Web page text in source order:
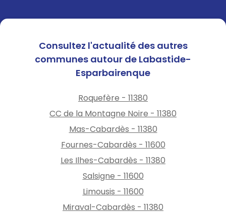
suivez les consignes des
👉🏻Suivez l’évolution de la
https://vigilance.meteofranc
Consultez l'actualité des autres
communes autour de Labastide-
Esparbairenque
Roquefère - 11380
CC de la Montagne Noire - 11380
Mas-Cabardès - 11380
Fournes-Cabardès - 11600
Les Ilhes-Cabardès - 11380
Salsigne - 11600
Limousis - 11600
Miraval-Cabardès - 11380